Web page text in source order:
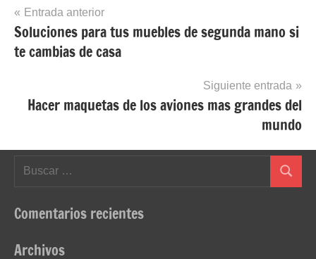
Navegación
de
entradas
Entrada anterior
Soluciones para tus muebles de segunda mano si
te cambias de casa
Siguiente entrada
Hacer maquetas de los aviones mas grandes del
mundo
Buscar
Comentarios recientes
Archivos